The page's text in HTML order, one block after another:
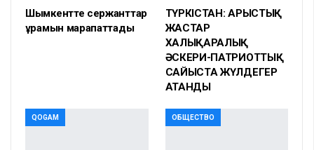
Шымкентте сержанттар
құрамын марапаттады
ТҮРКІСТАН: АРЫСТЫҚ
ЖАСТАР
ХАЛЫҚАРАЛЫҚ
ӘСКЕРИ-ПАТРИОТТЫҚ
САЙЫСТА ЖҮЛДЕГЕР
АТАНДЫ
QOGAM ОБЩЕСТВО